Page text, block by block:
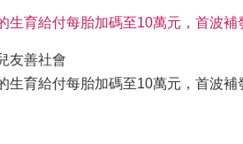
生育給付每胎加碼至10萬元，首波補
友善社會
生育給付每胎加碼至10萬元，首波補